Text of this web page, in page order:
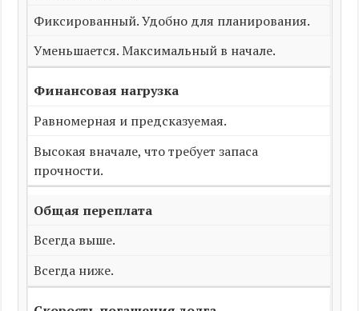
Фиксированный. Удобно для планирования.
Уменьшается. Максимальный в начале.
Финансовая нагрузка
Равномерная и предсказуемая.
Высокая вначале, что требует запаса
прочности.
Общая переплата
Всегда выше.
Всегда ниже.